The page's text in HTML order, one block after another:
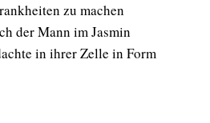
zu machen
der Mann im Jasmin
in ihrer Zelle in Form